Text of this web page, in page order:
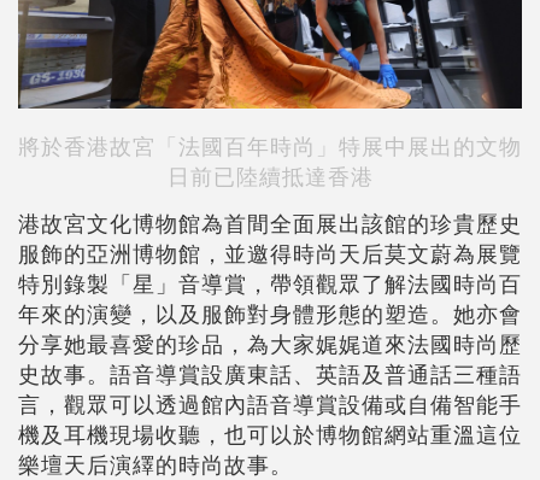
將於香港故宮「法國百年時尚」特展中展出的文物
日前已陸續抵達香港
港故宮文化博物館為首間全面展出該館的珍貴歷史
服飾的亞洲博物館，並邀得時尚天后莫文蔚為展覽
特別錄製「星」音導賞，帶領觀眾了解法國時尚百
年來的演變，以及服飾對身體形態的塑造。她亦會
分享她最喜愛的珍品，為大家娓娓道來法國時尚歷
史故事。語音導賞設廣東話、英語及普通話三種語
言，觀眾可以透過館內語音導賞設備或自備智能手
機及耳機現場收聽，也可以於博物館網站重溫這位
樂壇天后演繹的時尚故事。